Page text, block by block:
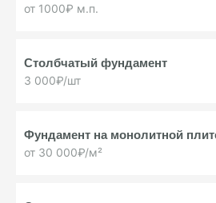
от 1000₽ м.п.
Столбчатый фундамент
3 000₽/шт
Фундамент на монолитной
от 30 000₽/м²